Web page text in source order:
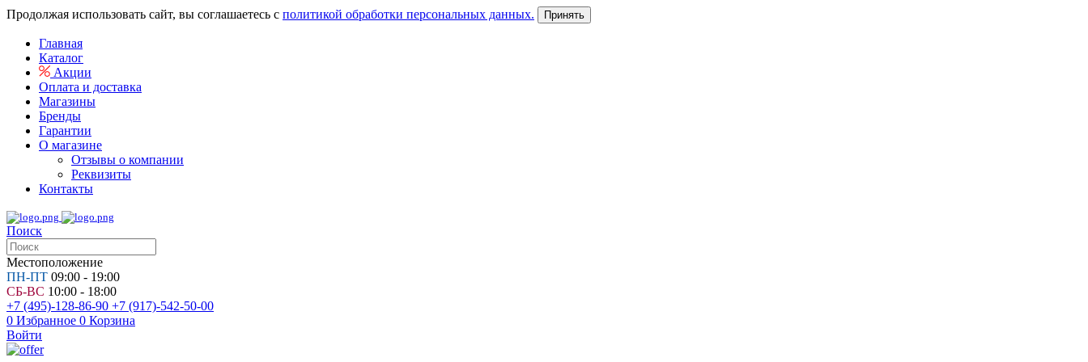
Продолжая использовать сайт, вы соглашаетесь с политикой обработки персональных данных. Принять
Главная
Каталог
Акции
Оплата и доставка
Магазины
Бренды
Гарантии
О магазине
Отзывы о компании
Реквизиты
Контакты
Поиск
Местоположение
ПН-ПТ 09:00 - 19:00
СБ-ВС 10:00 - 18:00
+7 (495)-128-86-90 +7 (917)-542-50-00
0 Избранное 0 Корзина
Войти